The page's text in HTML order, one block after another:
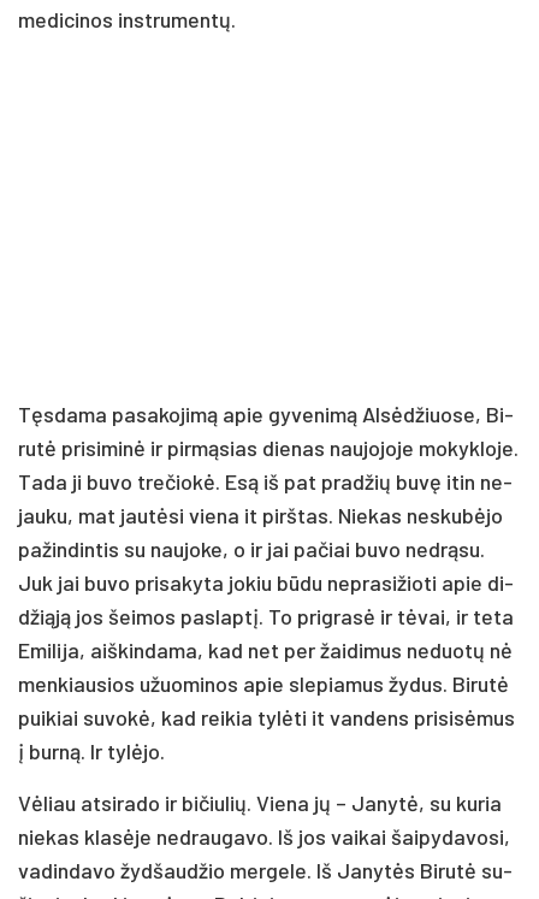
me­di­ci­nos inst­ru­men­tų.
Tęs­da­ma pa­sa­ko­ji­mą apie gy­ve­ni­mą Al­sė­džiuo­se, Bi­
ru­tė pri­si­mi­nė ir pir­mą­sias die­nas nau­jo­jo­je mo­kyk­lo­je.
Ta­da ji bu­vo tre­čio­kė. Esą iš pat pra­džių bu­vę itin ne­
jau­ku, mat jau­tė­si vie­na it pirš­tas. Nie­kas ne­sku­bė­jo
pa­žin­din­tis su nau­jo­ke, o ir jai pa­čiai bu­vo ne­drą­su.
Juk jai bu­vo pri­sa­ky­ta jo­kiu bū­du ne­pra­si­žio­ti apie di­
džią­ją jos šei­mos pa­slap­tį. To pri­gra­sė ir tė­vai, ir te­ta
Emi­li­ja, aiš­kin­da­ma, kad net per žai­di­mus ne­duo­tų nė
men­kiau­sios užuo­mi­nos apie sle­pia­mus žy­dus. Bi­ru­tė
pui­kiai su­vo­kė, kad rei­kia ty­lė­ti it van­dens pri­si­sė­mus
į bur­ną. Ir ty­lė­jo.
Vė­liau at­si­ra­do ir bi­čiu­lių. Vie­na jų – Ja­ny­tė, su ku­ria
nie­kas kla­sė­je ne­drau­ga­vo. Iš jos vai­kai šai­py­da­vo­si,
va­din­da­vo žyd­šau­džio mer­ge­le. Iš Ja­ny­tės Bi­ru­tė su­